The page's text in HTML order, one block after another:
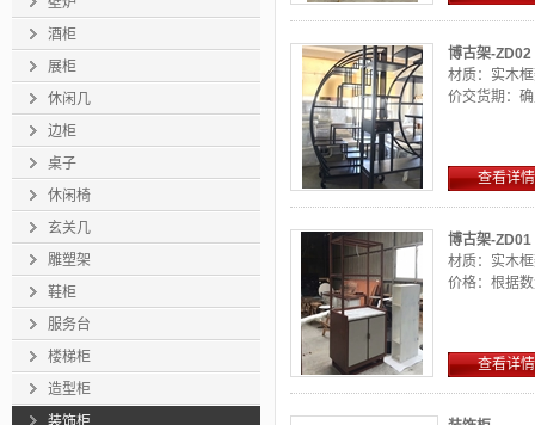
酒柜
展柜
休闲几
边柜
桌子
休闲椅
玄关几
雕塑架
鞋柜
服务台
楼梯柜
造型柜
装饰柜
博古架-ZD02
材质：实木
价交货期：
查看详情
博古架-ZD01
材质：实木
价格：根据
查看详情